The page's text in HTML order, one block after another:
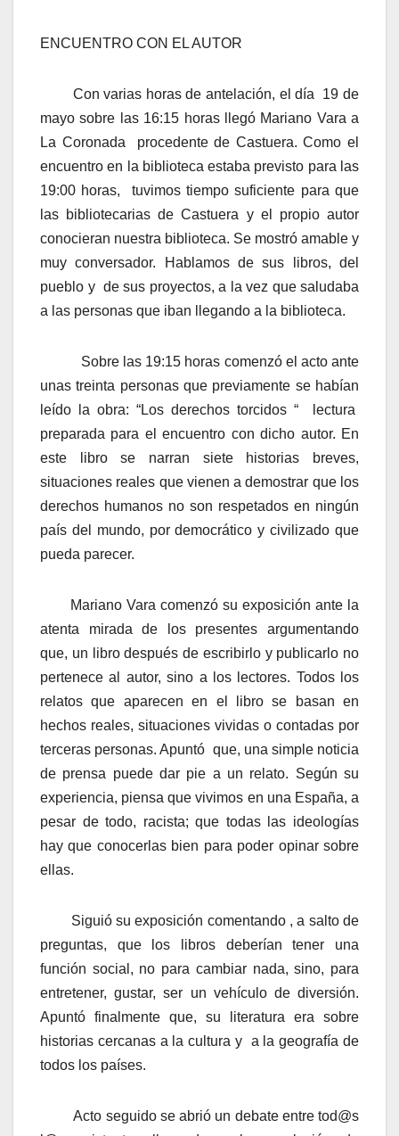
ENCUENTRO CON EL AUTOR
Con varias horas de antelación, el día 19 de
mayo sobre las 16:15 horas llegó Mariano Vara a
La Coronada procedente de Castuera. Como el
encuentro en la biblioteca estaba previsto para las
19:00 horas, tuvimos tiempo suficiente para que
las bibliotecarias de Castuera y el propio autor
conocieran nuestra biblioteca. Se mostró amable y
muy conversador. Hablamos de sus libros, del
pueblo y de sus proyectos, a la vez que saludaba
a las personas que iban llegando a la biblioteca.
Sobre las 19:15 horas comenzó el acto ante
unas treinta personas que previamente se habían
leído la obra: “Los derechos torcidos “ lectura
preparada para el encuentro con dicho autor. En
este libro se narran siete historias breves,
situaciones reales que vienen a demostrar que los
derechos humanos no son respetados en ningún
país del mundo, por democrático y civilizado que
pueda parecer.
Mariano Vara comenzó su exposición ante la
atenta mirada de los presentes argumentando
que, un libro después de escribirlo y publicarlo no
pertenece al autor, sino a los lectores. Todos los
relatos que aparecen en el libro se basan en
hechos reales, situaciones vividas o contadas por
terceras personas. Apuntó que, una simple noticia
de prensa puede dar pie a un relato. Según su
experiencia, piensa que vivimos en una España, a
pesar de todo, racista; que todas las ideologías
hay que conocerlas bien para poder opinar sobre
ellas.
Siguió su exposición comentando , a salto de
preguntas, que los libros deberían tener una
función social, no para cambiar nada, sino, para
entretener, gustar, ser un vehículo de diversión.
Apuntó finalmente que, su literatura era sobre
historias cercanas a la cultura y a la geografía de
todos los países.
Acto seguido se abrió un debate entre tod@s